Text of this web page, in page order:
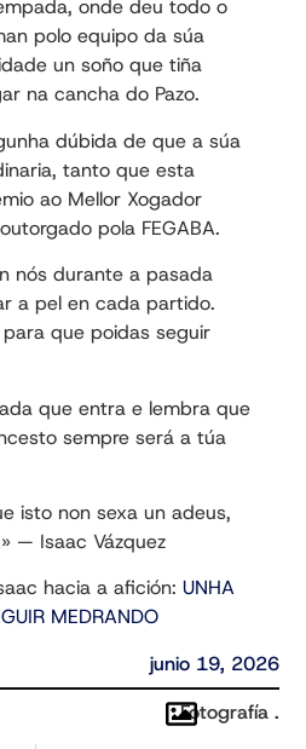
onde deu todo o
polo equipo da súa
un soño que tiña
na cancha do Pazo.
dúbida de que a súa
tanto que esta
ao Mellor Xogador
pola FEGABA.
nós durante a pasada
a pel en cada partido.
que poidas seguir
que entra e lembra que
sempre será a túa
isto non sexa un adeus,
— Isaac Vázquez
hacia a afición: UNHA
MEDRANDO
junio 19, 2026
Fotografía .